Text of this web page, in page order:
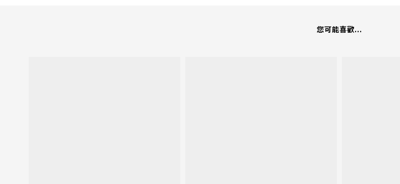
您可能喜歡...